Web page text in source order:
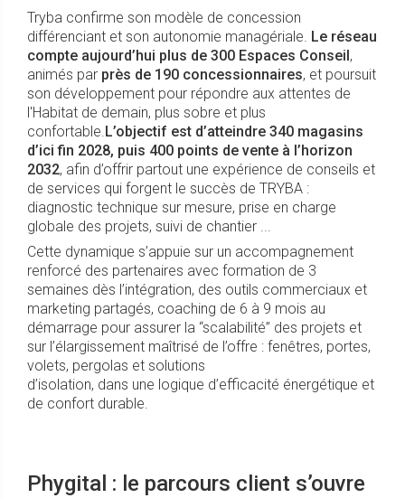
Tryba confirme son modèle de concession
différenciant et son autonomie managériale. Le réseau
compte aujourd’hui plus de 300 Espaces Conseil ,
animés par près de 190 concessionnaires, et poursuit
son développement pour répondre aux attentes de
l'Habitat de demain, plus sobre et plus
confortable. L’objectif est d’atteindre 340 magasins
d’ici fin 2028, puis 400 points de vente à l’horizon
2032, afin d’offrir partout une expérience de conseils et
de services qui forgent le succès de TRYBA :
diagnostic technique sur mesure, prise en charge
globale des projets, suivi de chantier ...
Cette dynamique s’appuie sur un accompagnement
renforcé des partenaires avec formation de 3
semaines dès l’intégration, des outils commerciaux et
marketing partagés, coaching de 6 à 9 mois au
démarrage pour assurer la “scalabilité” des projets et
sur l’élargissement maîtrisé de l’offre : fenêtres, portes,
volets, pergolas et solutions
d’isolation, dans une logique d’efficacité énergétique et
de confort durable.
Phygital : le parcours client s’ouvre